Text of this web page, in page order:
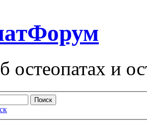
остеопатах и